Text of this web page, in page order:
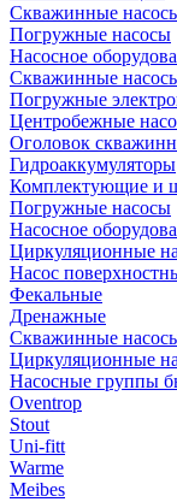
Скважинные
Погружные насосы
Насосное
Скважинные
Погружные
Центробежные
Оголовок
Гидроаккумуляторы
Комплектующие и
Погружные насосы
Насосное
Циркуляционные
Насос
Фекальные
Дренажные
Скважинные
Циркуляционные
Насосные группы
Oventrop
Stout
Uni-fitt
Warme
Meibes